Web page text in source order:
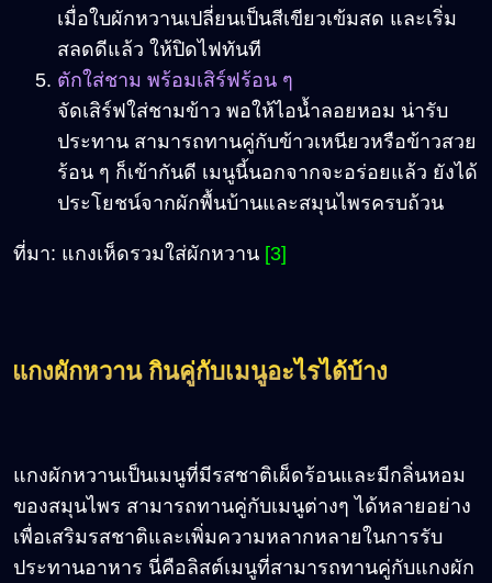
เมื่อใบผักหวานเปลี่ยนเป็นสีเขียวเข้มสด และเริ่ม
สลดดีแล้ว ให้ปิดไฟทันที
ตักใส่ชาม พร้อมเสิร์ฟร้อน ๆ
จัดเสิร์ฟใส่ชามข้าว พอให้ไอน้ำลอยหอม น่ารับ
ประทาน สามารถทานคู่กับข้าวเหนียวหรือข้าวสวย
ร้อน ๆ ก็เข้ากันดี เมนูนี้นอกจากจะอร่อยแล้ว ยังได้
ประโยชน์จากผักพื้นบ้านและสมุนไพรครบถ้วน
ที่มา: แกงเห็ดรวมใส่ผักหวาน [3]
แกงผักหวาน กินคู่กับเมนูอะไรได้บ้าง
แกงผักหวานเป็นเมนูที่มีรสชาติเผ็ดร้อนและมีกลิ่นหอม
ของสมุนไพร สามารถทานคู่กับเมนูต่างๆ ได้หลายอย่าง
เพื่อเสริมรสชาติและเพิ่มความหลากหลายในการรับ
ประทานอาหาร นี่คือลิสต์เมนูที่สามารถทานคู่กับแกงผัก